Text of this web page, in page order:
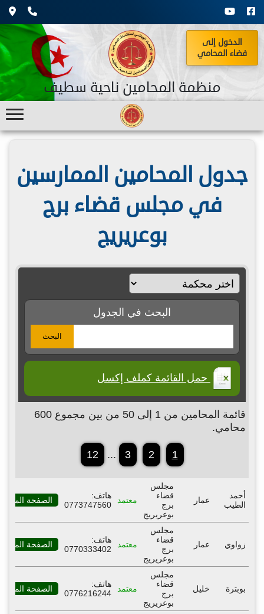
منظمة المحامين ناحية سطيف
الدخول إلى
فضاء المحامي
جدول المحامين الممارسين
في مجلس قضاء برج
بوعريريج
البحث في الجدول
البحث
حمل القائمة كملف إكسل
قائمة المحامين من 1 إلى 50 من بين مجموع 600
محامي.
1
2
3
...
12
أحمد
الطيب
عمار
مجلس
قضاء
برج
بوعريريج
معتمد
هاتف:
0773747560
الصفحة المهنية
زواوي عمار
مجلس
قضاء
برج
بوعريريج
معتمد
هاتف:
0770333402
الصفحة المهنية
بوبترة خليل
مجلس
قضاء
برج
بوعريريج
معتمد
هاتف:
0776216244
الصفحة المهنية